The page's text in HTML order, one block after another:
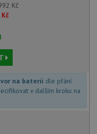
Kč
Kč
na baterii dle přání
v dalším kroku na